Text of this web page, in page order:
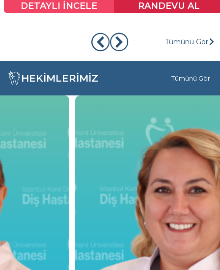
DETAYLI İNCELE RANDEVU AL
Tümünü Gör
HEKİMLERİMİZ Tümünü Gör